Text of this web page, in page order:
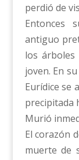
perdió de
Entonces
antiguo
los
joven. En
Eurídice se
precipitada
Murió
El corazón
muerte de